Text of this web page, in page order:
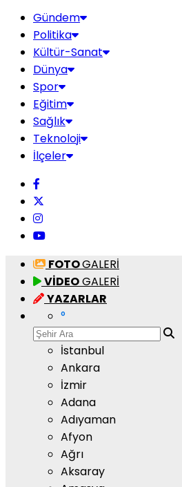
Gündem
Politika
Kültür-Sanat
Dünya
Spor
Eğitim
Sağlık
Teknoloji
İlçeler
FOTOGALERİ
VİDEOGALERİ
YAZARLAR
°
İstanbul
Ankara
İzmir
Adana
Adıyaman
Afyon
Ağrı
Aksaray